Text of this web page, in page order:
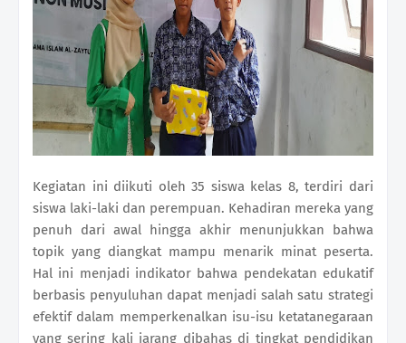
Kegiatan ini diikuti oleh 35 siswa kelas 8, terdiri dari
siswa laki-laki dan perempuan. Kehadiran mereka yang
penuh dari awal hingga akhir menunjukkan bahwa
topik yang diangkat mampu menarik minat peserta.
Hal ini menjadi indikator bahwa pendekatan edukatif
berbasis penyuluhan dapat menjadi salah satu strategi
efektif dalam memperkenalkan isu-isu ketatanegaraan
yang sering kali jarang dibahas di tingkat pendidikan